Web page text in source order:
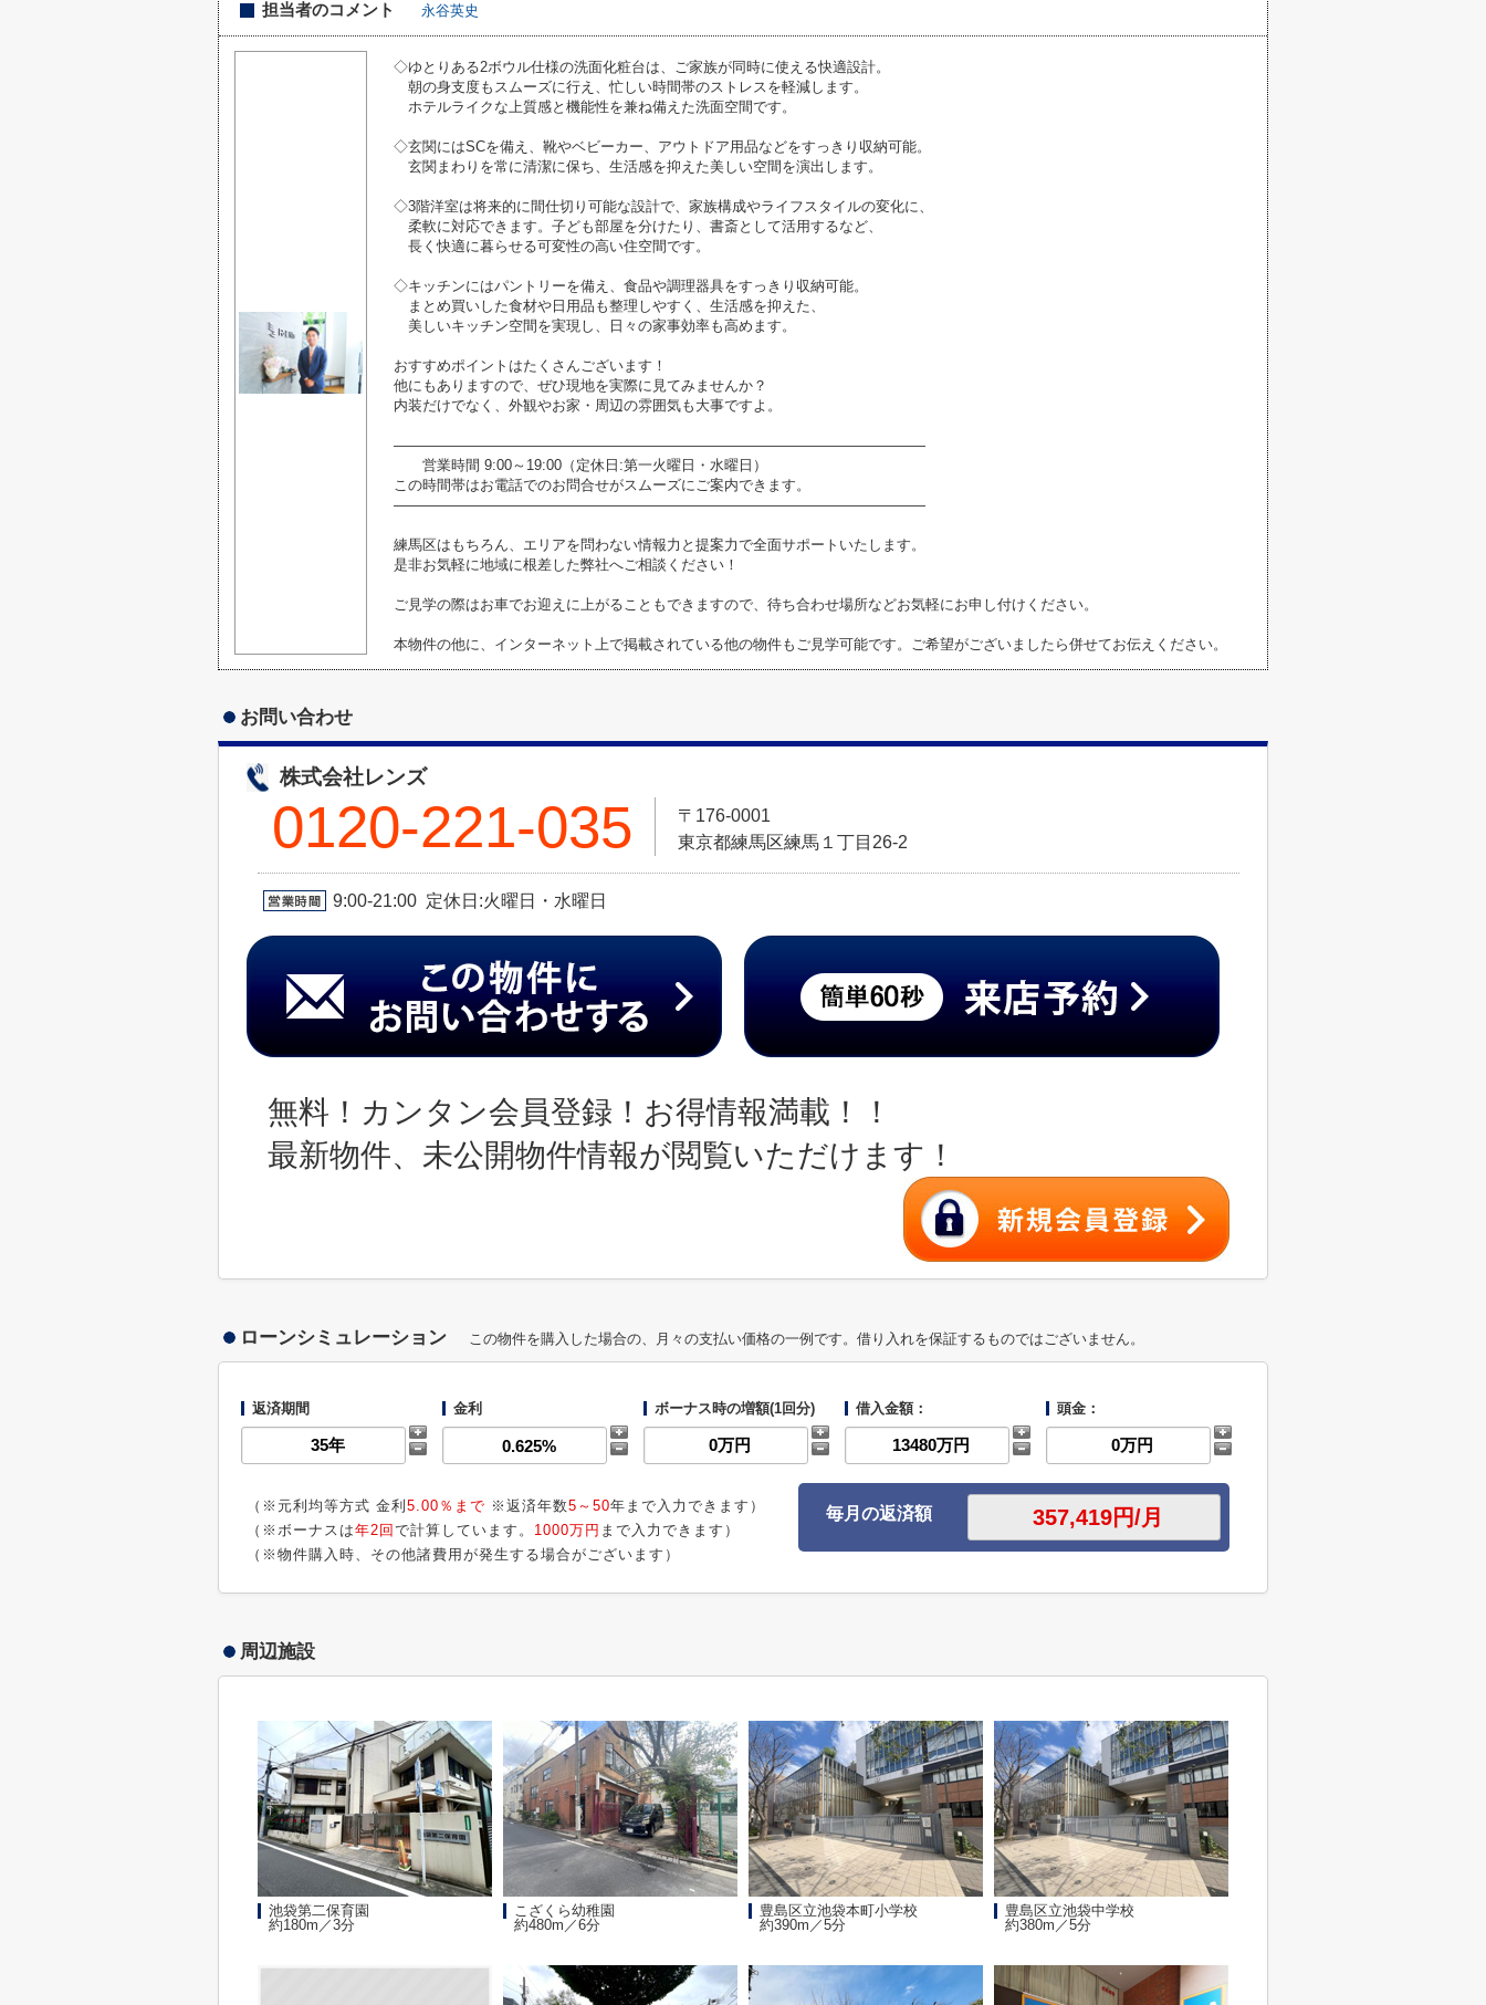
担当者のコメント 永谷英史
◇ゆとりある2ボウル仕様の洗面化粧台は、ご家族が同時に使える快適設計。
朝の身支度もスムーズに行え、忙しい時間帯のストレスを軽減します。
ホテルライクな上質感と機能性を兼ね備えた洗面空間です。
◇玄関にはSCを備え、靴やベビーカー、アウトドア用品などをすっきり収納可能。
玄関まわりを常に清潔に保ち、生活感を抑えた美しい空間を演出します。
◇3階洋室は将来的に間仕切り可能な設計で、家族構成やライフスタイルの変化に、
柔軟に対応できます。子ども部屋を分けたり、書斎として活用するなど、
長く快適に暮らせる可変性の高い住空間です。
◇キッチンにはパントリーを備え、食品や調理器具をすっきり収納可能。
まとめ買いした食材や日用品も整理しやすく、生活感を抑えた、
美しいキッチン空間を実現し、日々の家事効率も高めます。
おすすめポイントはたくさんございます！
他にもありますので、ぜひ現地を実際に見てみませんか？
内装だけでなく、外観やお家・周辺の雰囲気も大事ですよ。
―――――――――――――――――――――――――――――――――――――
営業時間 9:00～19:00（定休日:第一火曜日・水曜日）
この時間帯はお電話でのお問合せがスムーズにご案内できます。
―――――――――――――――――――――――――――――――――――――
練馬区はもちろん、エリアを問わない情報力と提案力で全面サポートいたします。
是非お気軽に地域に根差した弊社へご相談ください！
ご見学の際はお車でお迎えに上がることもできますので、待ち合わせ場所などお気軽にお申し付けください。
本物件の他に、インターネット上で掲載されている他の物件もご見学可能です。ご希望がございましたら併せてお伝えください。
お問い合わせ
株式会社レンズ
0120-221-035
〒176-0001
東京都練馬区練馬１丁目26-2
9:00-21:00 定休日:火曜日・水曜日
無料！カンタン会員登録！お得情報満載！！
最新物件、未公開物件情報が閲覧いただけます！
ローンシミュレーション この物件を購入した場合の、月々の支払い価格の一例です。借り入れを保証するものではございません。
返済期間 金利 ボーナス時の増額(1回分) 借入金額： 頭金：
（※元利均等方式 金利 5.00％まで ※返済年数5～50年まで入力できます）
（※ボーナスは年2回 で計算しています。 1000万円 まで入力できます）
（※物件購入時、その他諸費用が発生する場合がございます）
毎月の返済額
周辺施設
池袋第二保育園
約180m／3分
こざくら幼稚園
約480m／6分
豊島区立池袋本町小学校
約390m／5分
豊島区立池袋中学校
約380m／5分